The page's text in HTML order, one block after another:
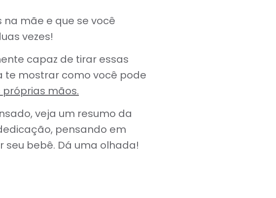
na mãe e que se você
vezes!
capaz de tirar essas
te mostrar como você pode
próprias mãos.
veja um resumo da
pensando em
bebê. Dá uma olhada!